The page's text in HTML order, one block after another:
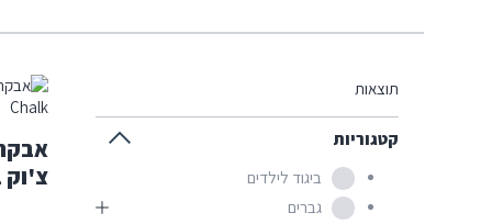
אבקת
צ'וק 1 ק"ג Pure Chalk
תוצאות
קטגוריות
ביגוד לילדים
גברים